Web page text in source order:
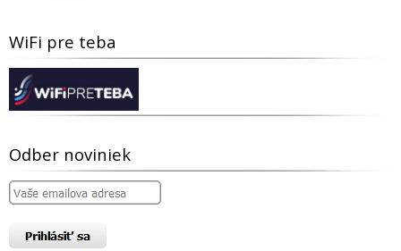
WiFi pre teba
Odber noviniek